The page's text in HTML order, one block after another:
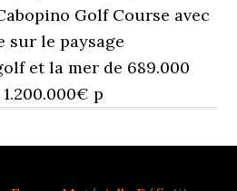
Golf Course avec
sur le paysage
et la mer de 689.000
p